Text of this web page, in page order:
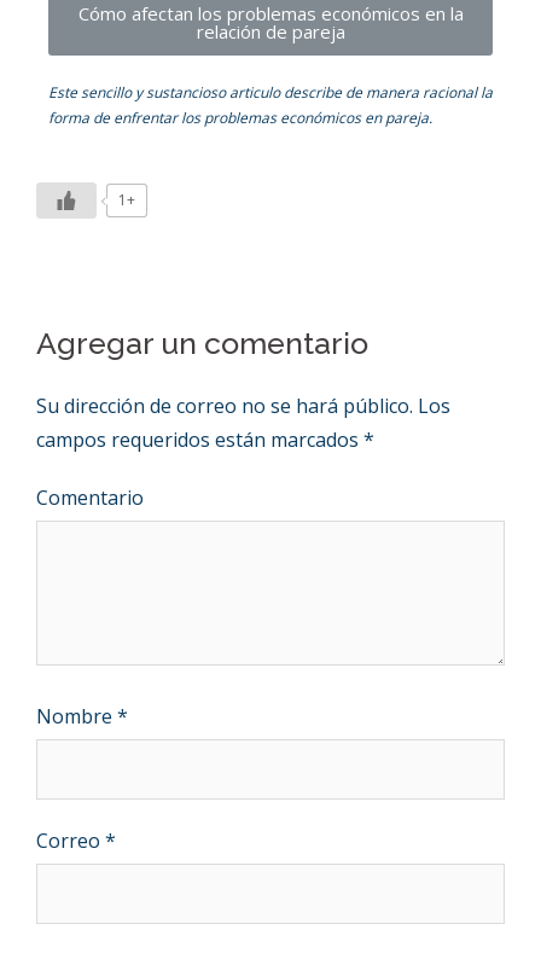
Cómo afectan los problemas económicos en la
relación de pareja
Este sencillo y sustancioso articulo describe de manera racional la
forma de enfrentar los problemas económicos en pareja.
1+
Agregar un comentario
Su dirección de correo no se hará público. Los
campos requeridos están marcados *
Comentario
Nombre *
Correo *